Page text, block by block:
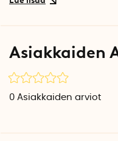
huolimatta.
puhelimen taakse.
kankaaseen, johon
liukusäädintä. Tulos on
yhtä helppo irrottaa, kun
Asiakkaiden
0 Asiakkaiden arviot